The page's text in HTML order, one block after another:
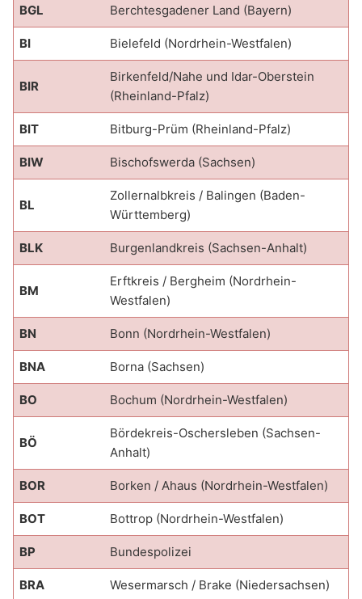
BGL Berchtesgadener Land (Bayern)
BI Bielefeld (Nordrhein-Westfalen)
BIR
Birkenfeld/Nahe und Idar-Oberstein
(Rheinland-Pfalz)
BIT Bitburg-Prüm (Rheinland-Pfalz)
BIW Bischofswerda (Sachsen)
BL
Zollernalbkreis / Balingen (Baden-
Württemberg)
BLK Burgenlandkreis (Sachsen-Anhalt)
BM
Erftkreis / Bergheim (Nordrhein-
Westfalen)
BN Bonn (Nordrhein-Westfalen)
BNA Borna (Sachsen)
BO Bochum (Nordrhein-Westfalen)
BÖ
Bördekreis-Oschersleben (Sachsen-
Anhalt)
BOR Borken / Ahaus (Nordrhein-Westfalen)
BOT Bottrop (Nordrhein-Westfalen)
BP Bundespolizei
BRA Wesermarsch / Brake (Niedersachsen)